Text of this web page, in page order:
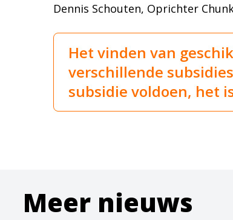
Dennis Schouten, Oprichter
Het vinden van
verschillende
subsidie voldoen, het
Meer nieuws